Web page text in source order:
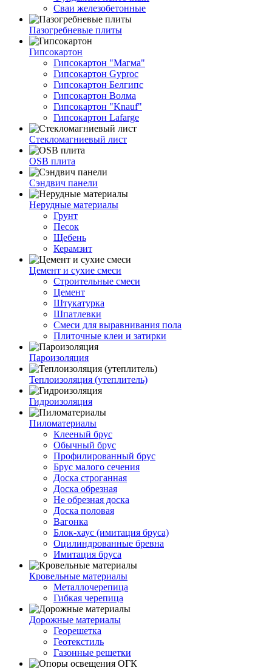
Сваи железобетонные
Пазогребневые плиты
Гипсокартон
Гипсокартон "Магма"
Гипсокартон Gyproc
Гипсокартон Белгипс
Гипсокартон Волма
Гипсокартон "Knauf"
Гипсокартон Lafarge
Стекломагниевый лист
OSB плита
Сэндвич панели
Нерудные материалы
Грунт
Песок
Щебень
Керамзит
Цемент и сухие смеси
Строительные смеси
Цемент
Штукатурка
Шпатлевки
Смеси для выравнивания пола
Плиточные клеи и затирки
Пароизоляция
Теплоизоляция (утеплитель)
Гидроизоляция
Пиломатериалы
Клееный брус
Обычный брус
Профилированный брус
Брус малого сечения
Доска строганная
Доска обрезная
Не обрезная доска
Доска половая
Вагонка
Блок-хаус (имитация бруса)
Оцилиндрованные бревна
Имитация бруса
Кровельные материалы
Металлочерепица
Гибкая черепица
Дорожные материалы
Георешетка
Геотекстиль
Газонные решетки